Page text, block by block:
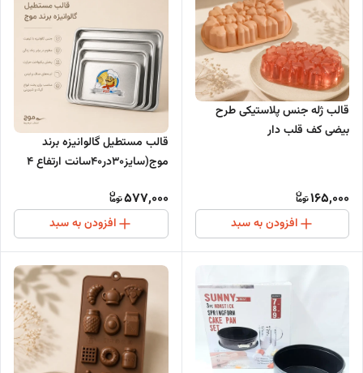
قالب ژله جنس پلاستیکی طرح
بیضی کف قلب دار
165,000
افزودن به سبد
قالب مستطیل گالوانیزه برند
موج(سایز30در40سانت ارتفاع 4
577,000
افزودن به سبد